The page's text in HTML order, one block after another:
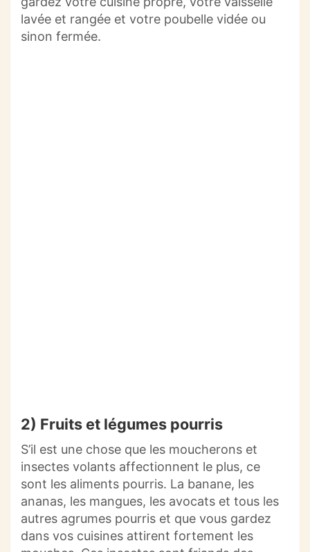
lavée et rangée et votre poubelle vidée ou
sinon fermée.
2) Fruits et légumes pourris
S’il est une chose que les moucherons et
insectes volants affectionnent le plus, ce
sont les aliments pourris. La banane, les
ananas, les mangues, les avocats et tous les
autres agrumes pourris et que vous gardez
dans vos cuisines attirent fortement les